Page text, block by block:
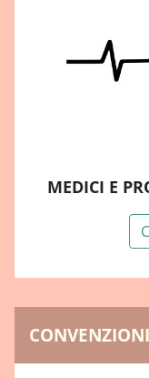
MEDICI E
CONVENZIONI